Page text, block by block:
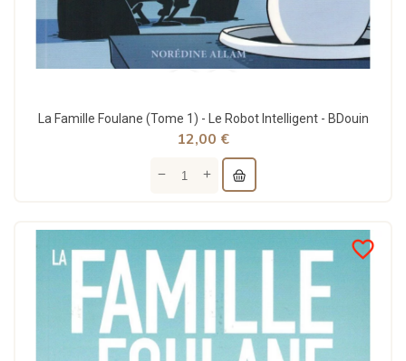
La Famille Foulane (Tome 1) - Le Robot Intelligent - BDouin
12,00 €
favorite_border